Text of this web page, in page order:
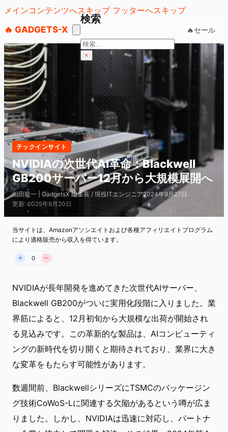
メインコンテンツへスキップ フッターへスキップ
🔥 GADGETS-X
🔥セール
検索
検
索×
テックインサイト
NVIDIAの次世代AI革命：Blackwell
GB200サーバー12月から大規模展開へ
相田龍一 | GadgetsX 編集長 / 現役ITエンジニア2024年9月27日
更新: 2025年9月20日
当サイトは、Amazonアソシエイトおよび各種アフィリエイトプログラム
により適格販売から収入を得ています。
0
NVIDIAが長年開発を進めてきた次世代AIサーバー、
Blackwell GB200がついに実用化段階に入りました。業
界筋によると、12月初旬から大規模な出荷が開始され
る見込みです。この革新的な製品は、AIコンピューティ
ングの新時代を切り開くと期待されており、業界に大き
な変革をもたらす可能性があります。
数週間前、BlackwellシリーズにTSMCのパッケージン
グ技術CoWoS-Lに関連する欠陥があるという噂が広ま
りました。しかし、NVIDIAは迅速に対応し、パートナ